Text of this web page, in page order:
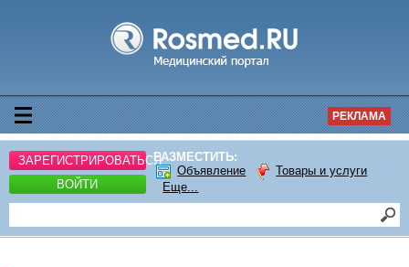
РЕКЛАМА
ЗАРЕГИСТРИРОВАТЬСЯ
ВОЙТИ
РАЗМЕСТИТЬ:
Объявление
Товары и услуги
Еще...